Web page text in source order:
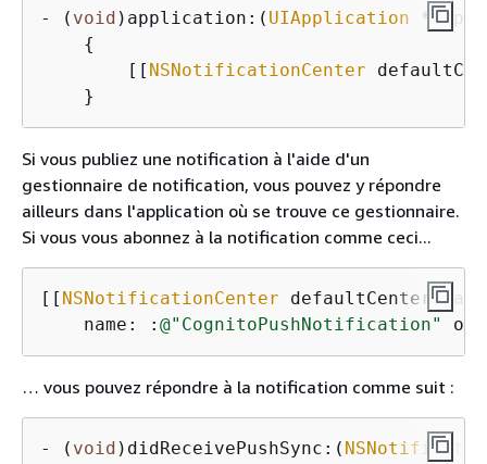
- ( void )application:( UIApplication
{
        [[
NSNotificationCenter
    }
Si vous publiez une notification à l'aide d'un
gestionnaire de notification, vous pouvez y répondre
ailleurs dans l'application où se trouve ce gestionnaire.
Si vous vous abonnez à la notification comme ceci...
[[ NSNotificationCenter defaultCenter]
    name: :
@"CognitoPushNotification"
… vous pouvez répondre à la notification comme suit :
- ( void )didReceivePushSync:(